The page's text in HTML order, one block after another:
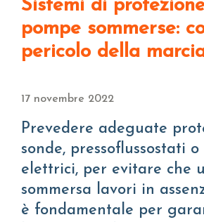
Sistemi di protezione per le
pompe sommerse:
pericolo della
17 novembre 2022
Prevedere adeguate protezioni come
sonde, pressoflussostati
elettrici, per evitare che
sommersa lavori in
è fondamentale per